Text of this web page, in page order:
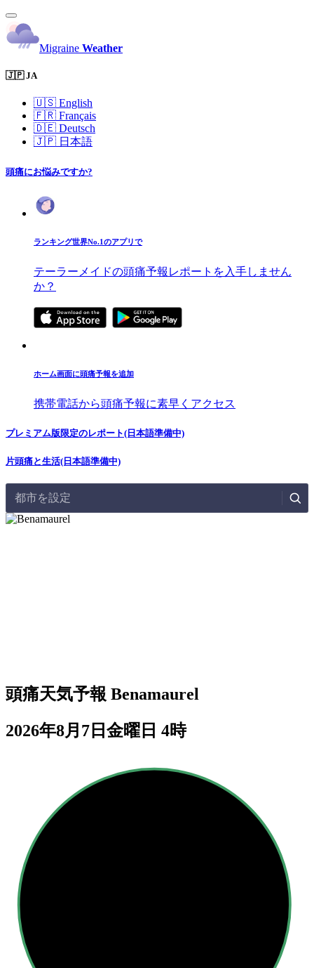
Migraine Weather
🇯🇵 JA
🇺🇸 English
🇫🇷 Français
🇩🇪 Deutsch
🇯🇵 日本語
頭痛にお悩みですか?
ランキング世界No.1のアプリで
テーラーメイドの頭痛予報レポートを入手しません
か？
ホーム画面に頭痛予報を追加
携帯電話から頭痛予報に素早くアクセス
プレミアム版限定のレポート(日本語準備中)
片頭痛と生活(日本語準備中)
都市を設定
頭痛天気予報 Benamaurel
2026年8月7日金曜日 4時